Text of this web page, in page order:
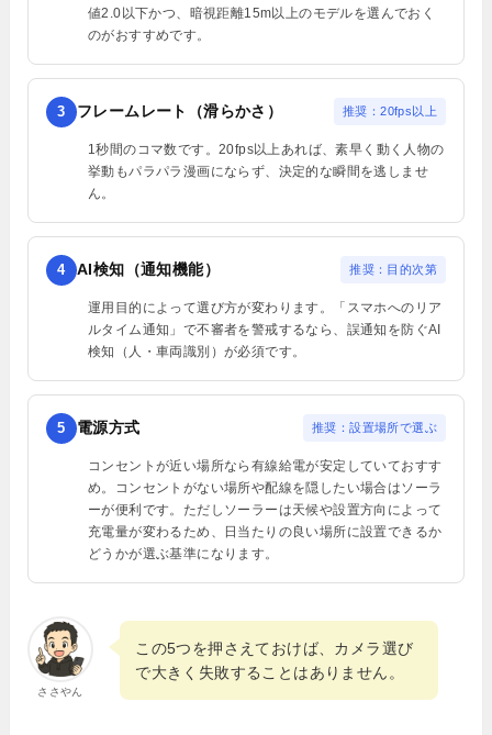
値2.0以下かつ、暗視距離15m以上のモデルを選んでおく
のがおすすめです。
3 フレームレート（滑らかさ） 推奨：20fps以上
1秒間のコマ数です。20fps以上あれば、素早く動く人物の
挙動もパラパラ漫画にならず、決定的な瞬間を逃しませ
ん。
4 AI検知（通知機能） 推奨：目的次第
運用目的によって選び方が変わります。「スマホへのリア
ルタイム通知」で不審者を警戒するなら、誤通知を防ぐAI
検知（人・車両識別）が必須です。
5 電源方式 推奨：設置場所で選ぶ
コンセントが近い場所なら有線給電が安定していておすす
め。コンセントがない場所や配線を隠したい場合はソーラ
ーが便利です。ただしソーラーは天候や設置方向によって
充電量が変わるため、日当たりの良い場所に設置できるか
どうかが選ぶ基準になります。
ささやん
この5つを押さえておけば、カメラ選び
で大きく失敗することはありません。